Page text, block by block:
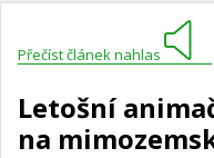
Přečíst článek nahlas
Letošní
na